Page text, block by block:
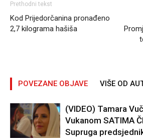
Prethodni tekst
Kod Prijedorčanina pronađeno
2,7 kilograma hašiša
POVEZANE OBJAVE VIŠE OD
(VIDEO) Tamara
Vukanom SATIMA
Supruga